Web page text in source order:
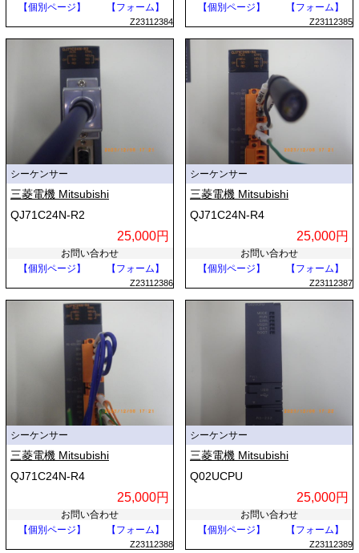
【個別ページ】
【フォーム】
Z23112384
【個別ページ】
【フォーム】
Z23112385
シーケンサー
三菱電機 Mitsubishi
QJ71C24N-R2
25,000円
お問い合わせ
【個別ページ】
【フォーム】
Z23112386
シーケンサー
三菱電機 Mitsubishi
QJ71C24N-R4
25,000円
お問い合わせ
【個別ページ】
【フォーム】
Z23112387
シーケンサー
三菱電機 Mitsubishi
QJ71C24N-R4
25,000円
お問い合わせ
【個別ページ】
【フォーム】
Z23112388
シーケンサー
三菱電機 Mitsubishi
Q02UCPU
25,000円
お問い合わせ
【個別ページ】
【フォーム】
Z23112389